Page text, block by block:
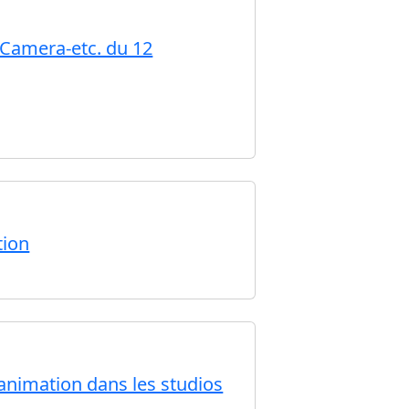
etc. du 12
dans les studios